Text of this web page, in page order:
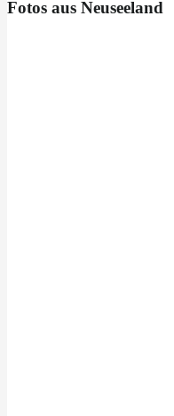
Fotos aus Neuseeland